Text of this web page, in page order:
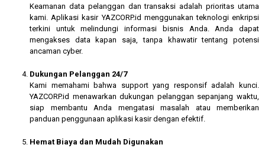
Keamanan data pelanggan dan transaksi adalah prioritas utama
kami. Aplikasi kasir YAZCORP.id menggunakan teknologi enkripsi
terkini untuk melindungi informasi bisnis Anda. Anda dapat
mengakses data kapan saja, tanpa khawatir tentang potensi
ancaman cyber.
Dukungan Pelanggan 24/7
Kami memahami bahwa support yang responsif adalah kunci.
YAZCORP.id menawarkan dukungan pelanggan sepanjang waktu,
siap membantu Anda mengatasi masalah atau memberikan
panduan penggunaan aplikasi kasir dengan efektif.
Hemat Biaya dan Mudah Digunakan